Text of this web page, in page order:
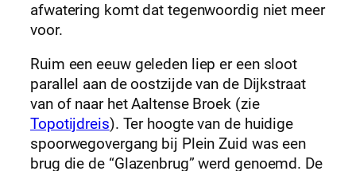
afwatering komt dat tegenwoordig niet meer
voor.
Ruim een eeuw geleden liep er een sloot
parallel aan de oostzijde van de Dijkstraat
van of naar het Aaltense Broek (zie
Topotijdreis). Ter hoogte van de huidige
spoorwegovergang bij Plein Zuid was een
brug die de “Glazenbrug” werd genoemd. De